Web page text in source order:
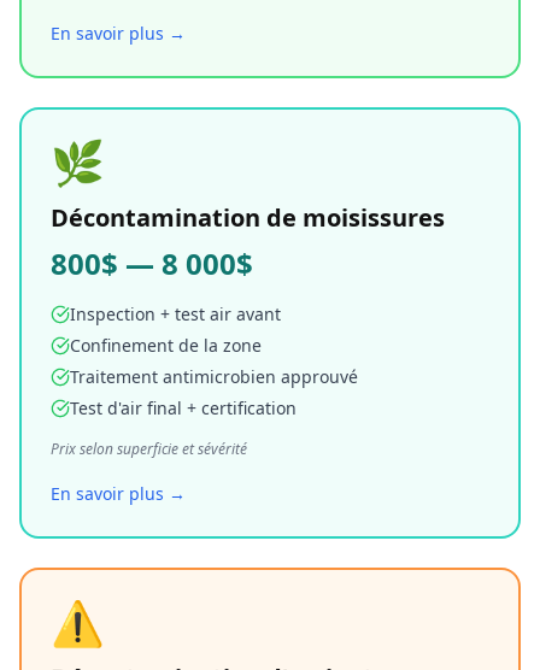
En savoir plus →
🌿
Décontamination de moisissures
800$ — 8 000$
Inspection + test air avant
Confinement de la zone
Traitement antimicrobien approuvé
Test d'air final + certification
Prix selon superficie et sévérité
En savoir plus →
⚠️